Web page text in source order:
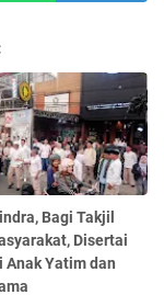
Bagi Takjil
Disertai
Anak Yatim dan